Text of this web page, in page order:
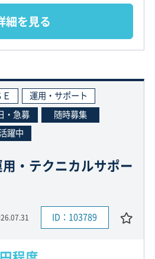
細を見る
運用・サポート
・急募
随時募集
躍中
・テクニカルサポー
ID：103789